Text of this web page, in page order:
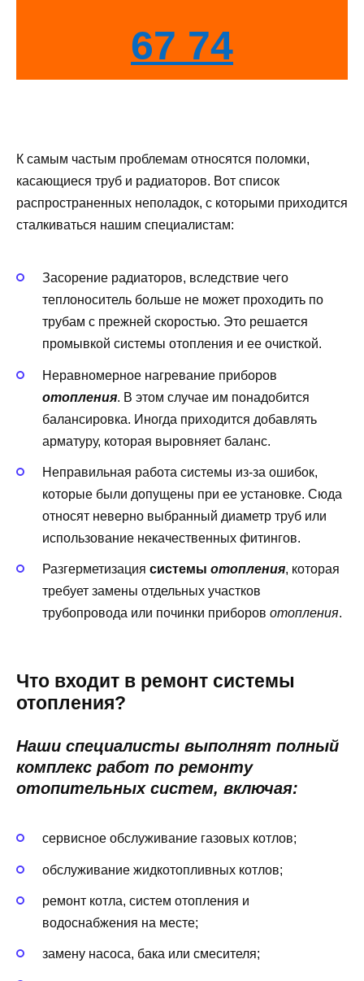
67 74
К самым частым проблемам относятся поломки,
касающиеся труб и радиаторов. Вот список
распространенных неполадок, с которыми приходится
сталкиваться нашим специалистам:
Засорение радиаторов, вследствие чего
теплоноситель больше не может проходить по
трубам с прежней скоростью. Это решается
промывкой системы отопления и ее очисткой.
Неравномерное нагревание приборов
отопления. В этом случае им понадобится
балансировка. Иногда приходится добавлять
арматуру, которая выровняет баланс.
Неправильная работа системы из-за ошибок,
которые были допущены при ее установке. Сюда
относят неверно выбранный диаметр труб или
использование некачественных фитингов.
Разгерметизация системы отопления, которая
требует замены отдельных участков
трубопровода или починки приборов отопления.
Что входит в ремонт системы
отопления?
Наши специалисты выполнят полный
комплекс работ по ремонту
отопительных систем, включая:
сервисное обслуживание газовых котлов;
обслуживание жидкотопливных котлов;
ремонт котла, систем отопления и
водоснабжения на месте;
замену насоса, бака или смесителя;